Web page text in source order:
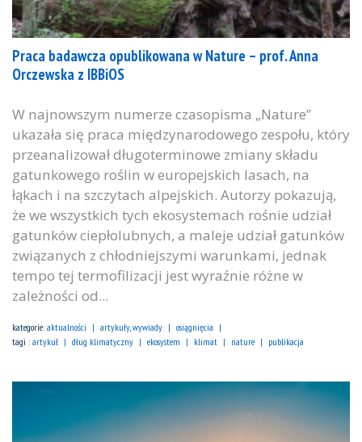
Praca badawcza opublikowana w Nature – prof. Anna
Orczewska z IBBiOS
W najnowszym numerze czasopisma „Nature”
ukazała się praca międzynarodowego zespołu, który
przeanalizował długoterminowe zmiany składu
gatunkowego roślin w europejskich lasach, na
łąkach i na szczytach alpejskich. Autorzy pokazują,
że we wszystkich tych ekosystemach rośnie udział
gatunków ciepłolubnych, a maleje udział gatunków
związanych z chłodniejszymi warunkami, jednak
tempo tej termofilizacji jest wyraźnie różne w
zależności od...
kategorie: aktualności artykuły, wywiady
osiągnięcia
tagi : artykuł dług klimatyczny ekosystem klimat nature publikacja